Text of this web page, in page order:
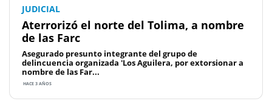
JUDICIAL
Aterrorizó el norte del Tolima, a nombre
de las Farc
Asegurado presunto integrante del grupo de
delincuencia organizada 'Los Aguilera, por extorsionar a
nombre de las Far...
HACE 3 AÑOS